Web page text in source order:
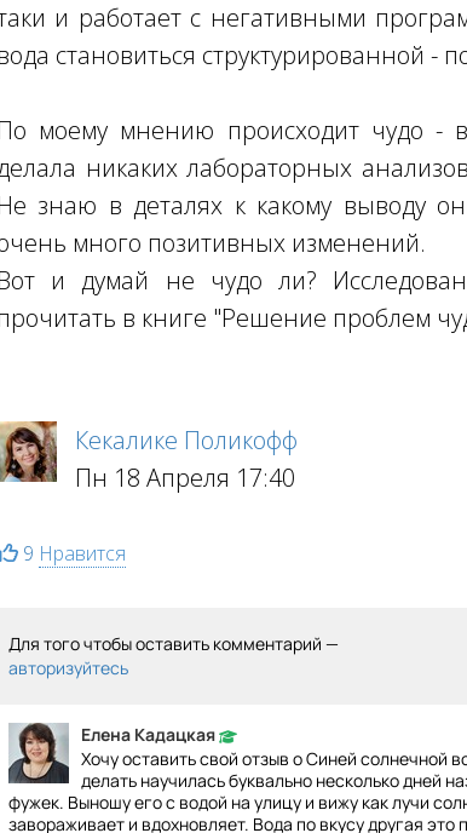
и работает с негативными
становиться структурированной -
моему мнению происходит чудо -
никаких лабораторных
знаю в деталях к какому выводу
много позитивных изменений.
и думай не чудо ли?
в книге "Решение проблем
Кекалике Поликофф
Пн 18 Апреля 17:40
9 Нравится
Для того чтобы оставить комментарий —
авторизуйтесь
Елена Кадацкая
Хочу оставить свой отзыв о Синей солнечной
делать научилась буквально несколько дней
фужек. Выношу его с водой на улицу и вижу как лучи
завораживает и вдохновляет. Вода по вкусу другая